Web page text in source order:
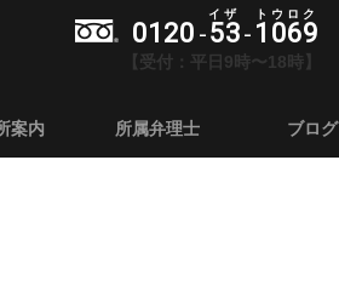
0120 -53- 1069
【受付：平日9時〜18時】
案内 所属弁理士 ブログ